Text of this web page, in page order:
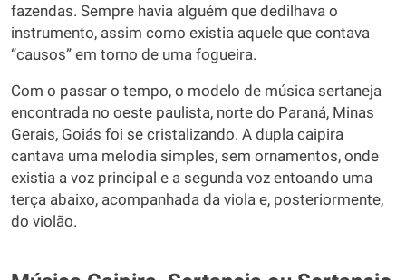
fazendas. Sempre havia alguém que dedilhava o
instrumento, assim como existia aquele que contava
“causos” em torno de uma fogueira.
Com o passar o tempo, o modelo de música sertaneja
encontrada no oeste paulista, norte do Paraná, Minas
Gerais, Goiás foi se cristalizando. A dupla caipira
cantava uma melodia simples, sem ornamentos, onde
existia a voz principal e a segunda voz entoando uma
terça abaixo, acompanhada da viola e, posteriormente,
do violão.